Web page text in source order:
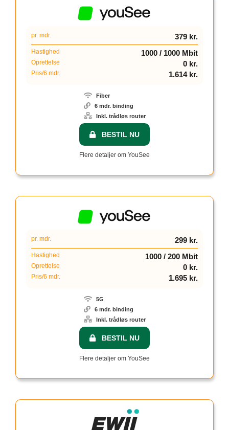
pr. mdr. 379 kr.
Hastighed 1000 / 1000 Mbit
Oprettelse 0 kr.
Pris/6 mdr. 1.614 kr.
Fiber
6 mdr. binding
Inkl. trådløs router
BESTIL NU
Flere detaljer om YouSee
pr. mdr. 299 kr.
Hastighed 1000 / 200 Mbit
Oprettelse 0 kr.
Pris/6 mdr. 1.695 kr.
5G
6 mdr. binding
Inkl. trådløs router
BESTIL NU
Flere detaljer om YouSee